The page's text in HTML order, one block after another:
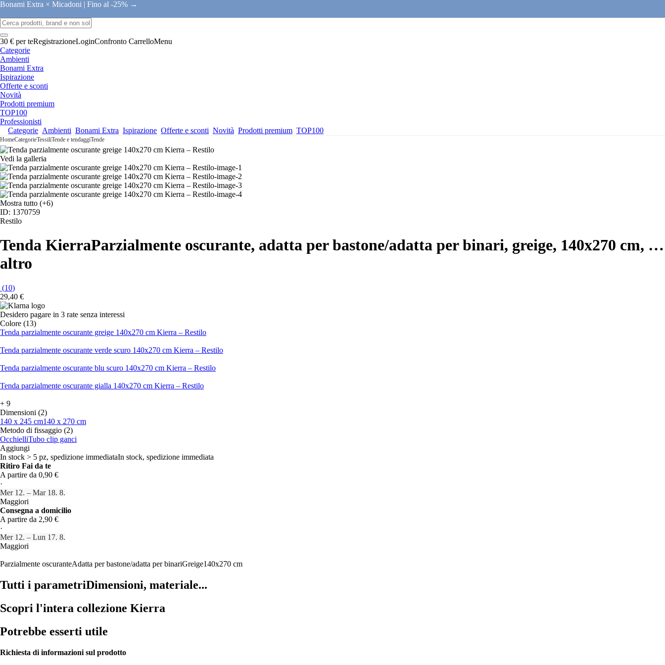
Bonami Extra × Micadoni | Fino al -25% →
30 € per teRegistrazioneLoginConfronto CarrelloMenu
Categorie
Ambienti
Bonami Extra
Ispirazione
Offerte e sconti
Novità
Prodotti premium
TOP100
Professionisti
Categorie Ambienti Bonami Extra Ispirazione Offerte e sconti Novità Prodotti premium TOP100
HomeCategorieTessiliTende e tendaggiTende
Vedi la galleria
Mostra tutto (+6)
ID: 1370759
Restilo
Tenda KierraParzialmente oscurante, adatta per bastone/adatta per binari, greige, 140x270 cm, …
altro
(10)
29,40 €
Desidero pagare in 3 rate senza interessi
Colore (13)
Tenda parzialmente oscurante greige 140x270 cm Kierra – Restilo
Tenda parzialmente oscurante verde scuro 140x270 cm Kierra – Restilo
Tenda parzialmente oscurante blu scuro 140x270 cm Kierra – Restilo
Tenda parzialmente oscurante gialla 140x270 cm Kierra – Restilo
+ 9
Dimensioni (2)
140 x 245 cm140 x 270 cm
Metodo di fissaggio (2)
OcchielliTubo clip ganci
Aggiungi
In stock > 5 pz, spedizione immediataIn stock, spedizione immediata
Ritiro Fai da te
A partire da 0,90 €
·
Mer 12. – Mar 18. 8.
Maggiori
Consegna a domicilio
A partire da 2,90 €
·
Mer 12. – Lun 17. 8.
Maggiori
Parzialmente oscuranteAdatta per bastone/adatta per binariGreige140x270 cm
Tutti i parametriDimensioni, materiale...
Scopri l'intera collezione Kierra
Potrebbe esserti utile
Richiesta di informazioni sul prodotto